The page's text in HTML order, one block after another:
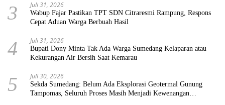
3 Juli 31, 2026
Wabup Fajar Pastikan TPT SDN Citraresmi Rampung, Respons
Cepat Aduan Warga Berbuah Hasil
4 Juli 31, 2026
Bupati Dony Minta Tak Ada Warga Sumedang Kelaparan atau
Kekurangan Air Bersih Saat Kemarau
5 Juli 30, 2026
Sekda Sumedang: Belum Ada Eksplorasi Geotermal Gunung
Tampomas, Seluruh Proses Masih Menjadi Kewenangan